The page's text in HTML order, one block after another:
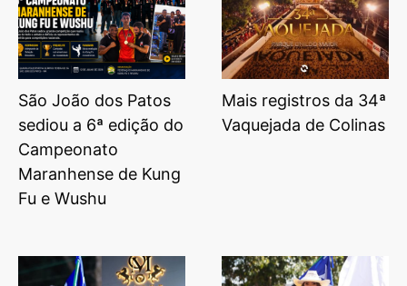
São João dos Patos
sediou a 6ª edição do
Campeonato
Maranhense de Kung
Fu e Wushu
Mais registros da 34ª
Vaquejada de Colinas